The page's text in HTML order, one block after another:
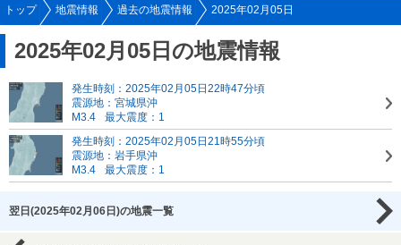
トップ 地震情報 過去の地震情報 2025年02月05日
2025年02月05日の地震情報
発生時刻：2025年02月05日22時47分頃
震源地：宮城県沖
M3.4
最大震度：1
発生時刻：2025年02月05日21時55分頃
震源地：岩手県沖
M3.4
最大震度：1
翌日(2025年02月06日)の地震一覧